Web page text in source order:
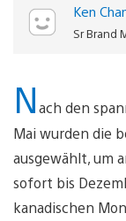
Ken
Sr Brand
Nach den
Mai wurden die
ausgewählt, um
sofort bis
kanadischen